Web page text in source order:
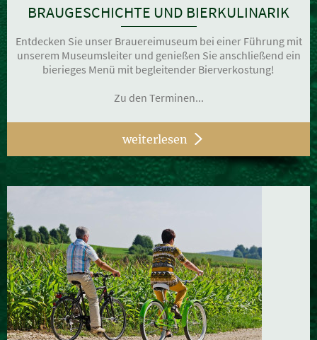
BRAUGESCHICHTE UND BIERKULINARIK
Entdecken Sie unser Brauereimuseum bei einer Führung mit
unserem Museumsleiter und genießen Sie anschließend ein
bierieges Menü mit begleitender Bierverkostung!
Zu den Terminen...
weiterlesen